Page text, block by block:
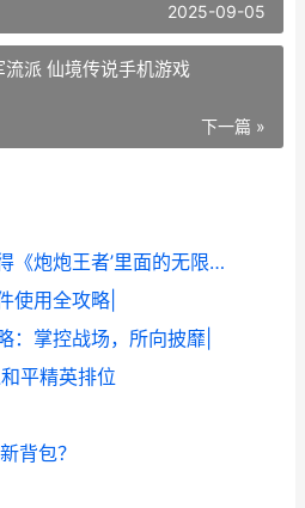
2025-09-05
派 仙境传说手机游戏
下一篇 »
|该该怎么办办轻松获得《炮炮王者’里面的无限金币和星星|
使用全攻略|
：掌控战场，所向披靡|
平精英排位
背包？